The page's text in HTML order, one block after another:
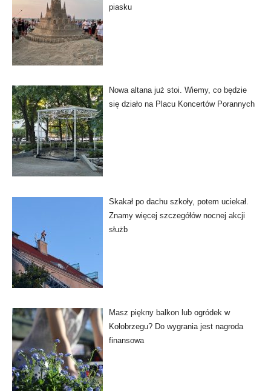
piasku
Nowa altana już stoi. Wiemy, co będzie
się działo na Placu Koncertów Porannych
Skakał po dachu szkoły, potem uciekał.
Znamy więcej szczegółów nocnej akcji
służb
Masz piękny balkon lub ogródek w
Kołobrzegu? Do wygrania jest nagroda
finansowa